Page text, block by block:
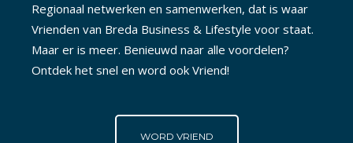
Regionaal netwerken en samenwerken, dat is waar
Vrienden van Breda Business & Lifestyle voor staat.
Maar er is meer. Benieuwd naar alle voordelen?
Ontdek het snel en word ook Vriend!
WORD VRIEND